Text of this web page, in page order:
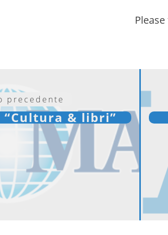
precedente
& libri”